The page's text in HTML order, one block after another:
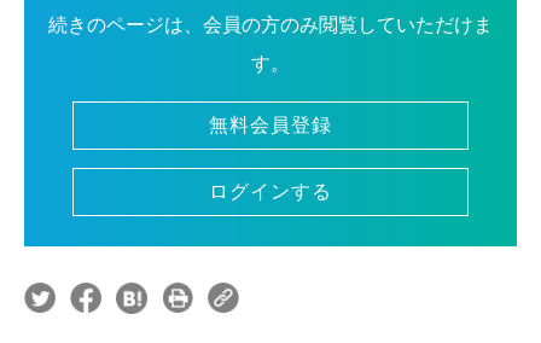
続きのページは、会員の方のみ閲覧していただけま
す。
無料会員登録
ログインする